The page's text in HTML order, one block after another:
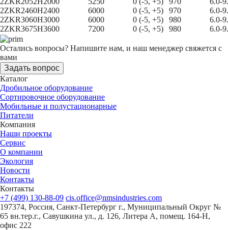
2ZKR2460H2400 6000 0 (-5, +5) 970
6.0-
2ZKR3060H3000 6000 0 (-5, +5) 980
6.0-
2ZKR3675H3600 7200 0 (-5, +5) 980 6.0-
Остались вопросы? Напишите нам, и наш менеджер свяжется с
вами
Задать вопрос
Каталог
Дробильное оборудование
Сортировочное оборудование
Мобильные и полустационарные
Питатели
Компания
Наши проекты
Сервис
О компании
Экология
Новости
Контакты
Контакты
+7 (499) 130-88-09 cis.office@nmsindustries.com
197374, Россия, Санкт-Петербург г., Муниципальный Округ №
65 вн.тер.г., Савушкина ул., д. 126, Литера А, помещ. 164-Н,
офис 222